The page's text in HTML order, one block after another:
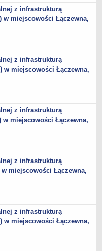
integracji społecznej
społecznej w 2009
INFORMACJE O
z infrastrukturą
w miejscowości Łączewna,
z infrastrukturą
w miejscowości Łączewna,
z infrastrukturą
w miejscowości Łączewna,
z infrastrukturą
w miejscowości Łączewna,
z infrastrukturą
w miejscowości Łączewna,